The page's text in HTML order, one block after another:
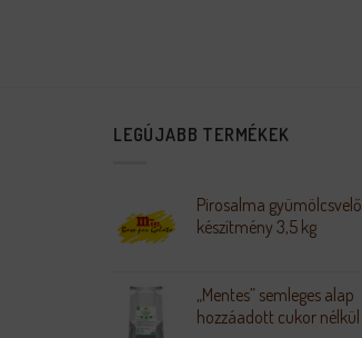
LEGÚJABB TERMÉKEK
Pirosalma gyümölcsvelő
készítmény 3,5 kg
„Mentes” semleges alap
hozzáadott cukor nélkül